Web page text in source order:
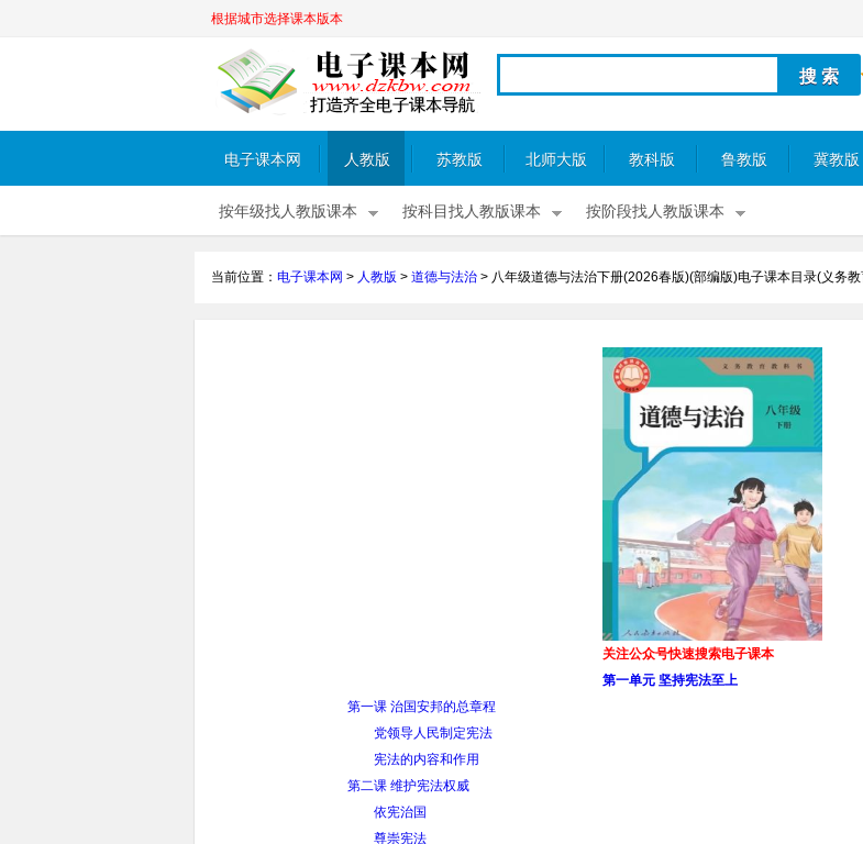
根据城市选择课本版本
电子课本网 人教版 苏教版 北师大版 教科版 鲁教版 冀教版
按年级找人教版课本 按科目找人教版课本 按阶段找人教版课本
当前位置： 电子课本网 > 人教版 > 道德与法治 > 八年级道德与法治下册(2026春版)(部编版)电子课本目录(义务
关注公众号快速搜索电子课本
第一单元 坚持宪法至上
第一课 治国安邦的总章程
党领导人民制定宪法
宪法的内容和作用
第二课 维护宪法权威
依宪治国
尊崇宪法